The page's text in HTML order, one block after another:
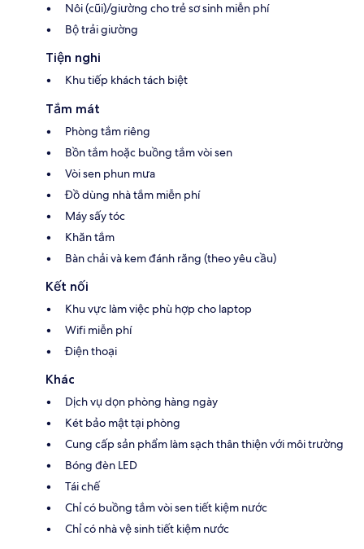
Nôi (cũi)/giường cho trẻ sơ sinh miễn phí
Bộ trải giường
Tiện nghi
Khu tiếp khách tách biệt
Tắm mát
Phòng tắm riêng
Bồn tắm hoặc buồng tắm vòi sen
Vòi sen phun mưa
Đồ dùng nhà tắm miễn phí
Máy sấy tóc
Khăn tắm
Bàn chải và kem đánh răng (theo yêu cầu)
Kết nối
Khu vực làm việc phù hợp cho laptop
Wifi miễn phí
Điện thoại
Khác
Dịch vụ dọn phòng hàng ngày
Két bảo mật tại phòng
Cung cấp sản phẩm làm sạch thân thiện với môi trường
Bóng đèn LED
Tái chế
Chỉ có buồng tắm vòi sen tiết kiệm nước
Chỉ có nhà vệ sinh tiết kiệm nước